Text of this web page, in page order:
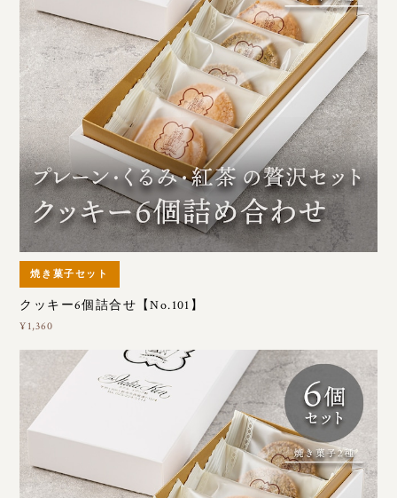
焼き菓子セット
クッキー6個詰合せ【No.101】
¥1,360